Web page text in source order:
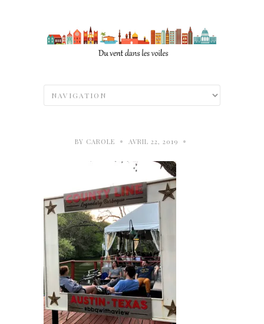
BY CAROLE • AVRIL 22, 2019 •